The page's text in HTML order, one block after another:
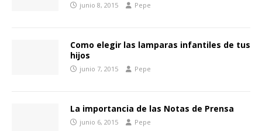
junio 8, 2015 Pepe
Como elegir las lamparas infantiles de tus
hijos
junio 7, 2015 Pepe
La importancia de las Notas de Prensa
junio 6, 2015 Pepe